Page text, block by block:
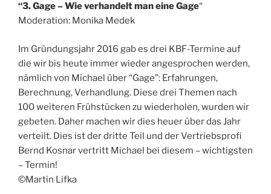
“3. Gage – Wie verhandelt man eine Gage“
Moderation: Monika Medek
Im Gründungsjahr 2016 gab es drei KBF-Termine auf
die wir bis heute immer wieder angesprochen werden,
nämlich von Michael über “Gage”: Erfahrungen,
Berechnung, Verhandlung. Diese drei Themen nach
100 weiteren Frühstücken zu wiederholen, wurden wir
gebeten. Daher machen wir dies heuer über das Jahr
verteilt. Dies ist der dritte Teil und der Vertriebsprofi
Bernd Kosnar vertritt Michael bei diesem – wichtigsten
– Termin!
©Martin Lifka